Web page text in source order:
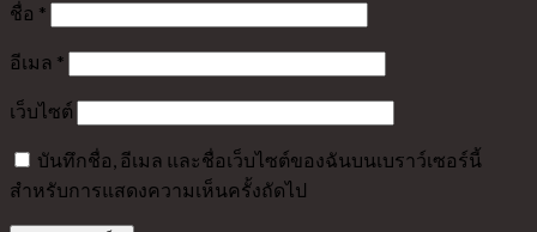
ชื่อ *
อีเมล *
เว็บไซต์
บันทึกชื่อ, อีเมล และชื่อเว็บไซต์ของฉันบนเบราว์เซอร์นี้
สำหรับการแสดงความเห็นครั้งถัดไป